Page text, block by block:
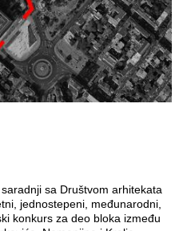
saradnji sa Društvom arhitekata
jednostepeni, međunarodni,
konkurs za deo bloka između